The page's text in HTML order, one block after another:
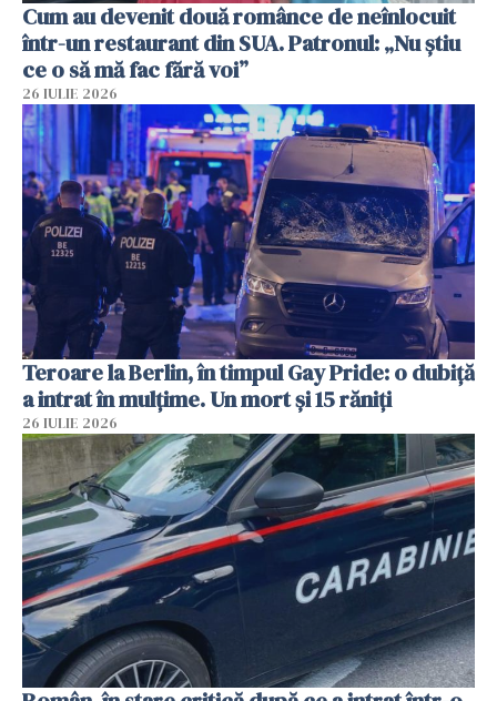
Cum au devenit două românce de neînlocuit
într-un restaurant din SUA. Patronul: „Nu știu
ce o să mă fac fără voi”
26 IULIE 2026
Teroare la Berlin, în timpul Gay Pride: o dubiță
a intrat în mulțime. Un mort și 15 răniți
26 IULIE 2026